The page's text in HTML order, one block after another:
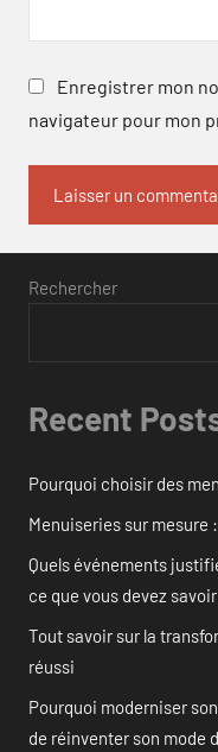
Enregistrer mon
navigateur pour mon
Rechercher
Recent
Pourquoi choisir des
Menuiseries sur mesure
Quels événements
ce que vous devez savoir
Tout savoir sur la
réussi
Pourquoi moderniser
de réinventer son mode